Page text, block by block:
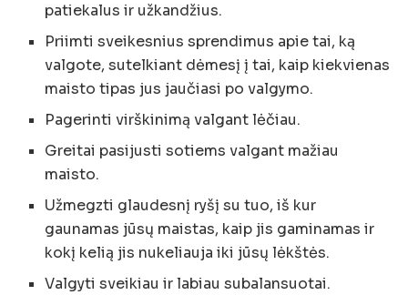
patiekalus ir užkandžius.
Priimti sveikesnius sprendimus apie tai, ką
valgote, sutelkiant dėmesį į tai, kaip kiekvienas
maisto tipas jus jaučiasi po valgymo.
Pagerinti virškinimą valgant lėčiau.
Greitai pasijusti sotiems valgant mažiau
maisto.
Užmegzti glaudesnį ryšį su tuo, iš kur
gaunamas jūsų maistas, kaip jis gaminamas ir
kokį kelią jis nukeliauja iki jūsų lėkštės.
Valgyti sveikiau ir labiau subalansuotai.